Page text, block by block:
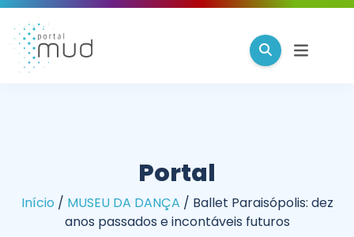
Portal
Início / MUSEU DA DANÇA / Ballet Paraisópolis: dez
anos passados e incontáveis futuros